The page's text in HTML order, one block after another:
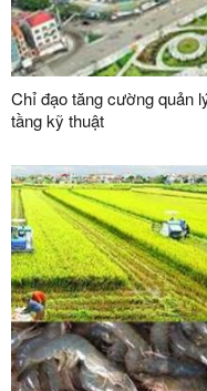
Chỉ đạo tăng cường quản
tầng kỹ thuật